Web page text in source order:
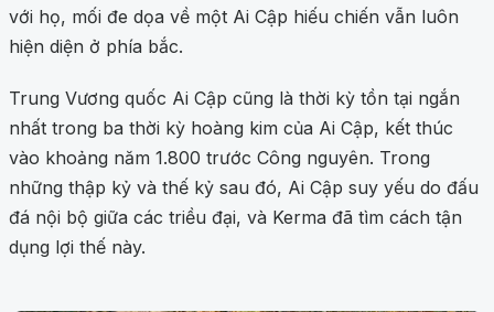
với họ, mối đe dọa về một Ai Cập hiếu chiến vẫn luôn
hiện diện ở phía bắc.
Trung Vương quốc Ai Cập cũng là thời kỳ tồn tại ngắn
nhất trong ba thời kỳ hoàng kim của Ai Cập, kết thúc
vào khoảng năm 1.800 trước Công nguyên. Trong
những thập kỷ và thế kỷ sau đó, Ai Cập suy yếu do đấu
đá nội bộ giữa các triều đại, và Kerma đã tìm cách tận
dụng lợi thế này.